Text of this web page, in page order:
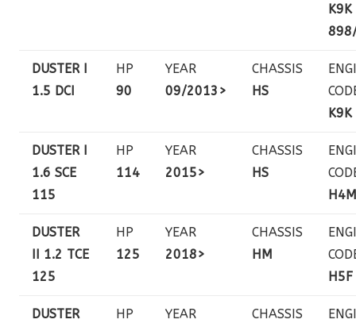
K9K
DUSTER I
1.5 DCI
HP
90
YEAR
09/2013>
CHASSIS
HS
DUSTER I
1.6 SCE
115
HP
114
YEAR
2015>
CHASSIS
HS
H4M
DUSTER
II 1.2 TCE
125
HP
125
YEAR
2018>
CHASSIS
HM
H5F
DUSTER
HP
YEAR
CHASSIS